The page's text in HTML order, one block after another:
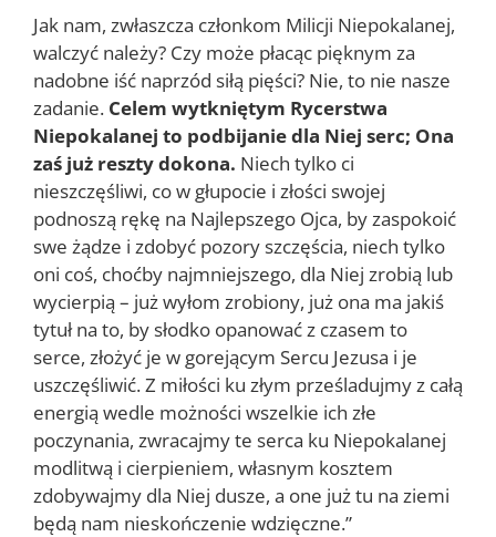
Jak nam, zwłaszcza członkom Milicji Niepokalanej,
walczyć należy? Czy może płacąc pięknym za
nadobne iść naprzód siłą pięści? Nie, to nie nasze
zadanie. Celem wytkniętym Rycerstwa
Niepokalanej to podbijanie dla Niej serc; Ona
zaś już reszty dokona. Niech tylko ci
nieszczęśliwi, co w głupocie i złości swojej
podnoszą rękę na Najlepszego Ojca, by zaspokoić
swe żądze i zdobyć pozory szczęścia, niech tylko
oni coś, choćby najmniejszego, dla Niej zrobią lub
wycierpią – już wyłom zrobiony, już ona ma jakiś
tytuł na to, by słodko opanować z czasem to
serce, złożyć je w gorejącym Sercu Jezusa i je
uszczęśliwić. Z miłości ku złym prześladujmy z całą
energią wedle możności wszelkie ich złe
poczynania, zwracajmy te serca ku Niepokalanej
modlitwą i cierpieniem, własnym kosztem
zdobywajmy dla Niej dusze, a one już tu na ziemi
będą nam nieskończenie wdzięczne.”